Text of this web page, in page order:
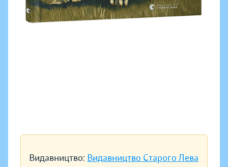
Видавництво: Видавництво Старого Лева